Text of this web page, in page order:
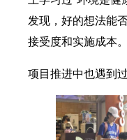
发现，好的想法能
接受度和实施成本。
项目推进中也遇到过